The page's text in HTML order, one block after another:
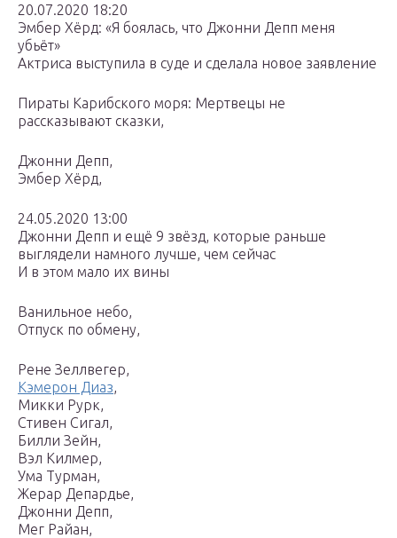
20.07.2020 18:20
Эмбер Хёрд: «Я боялась, что Джонни Депп меня
убьёт»
Актриса выступила в суде и сделала новое заявление
Пираты Карибского моря: Мертвецы не
рассказывают сказки,
Джонни Депп,
Эмбер Хёрд,
24.05.2020 13:00
Джонни Депп и ещё 9 звёзд, которые раньше
выглядели намного лучше, чем сейчас
И в этом мало их вины
Ванильное небо,
Отпуск по обмену,
Рене Зеллвегер,
Кэмерон Диаз,
Микки Рурк,
Стивен Сигал,
Билли Зейн,
Вэл Килмер,
Ума Турман,
Жерар Депардье,
Джонни Депп,
Мег Райан,